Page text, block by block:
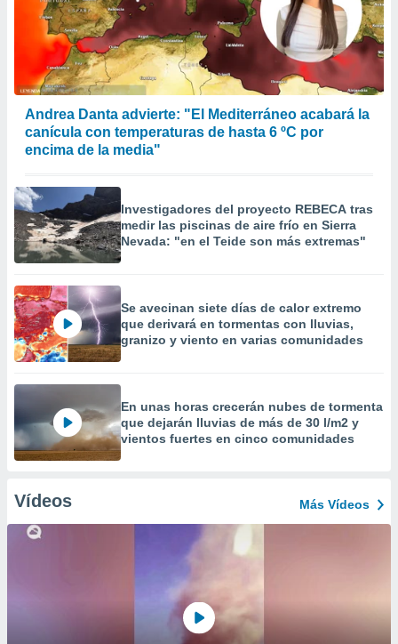
Andrea Danta advierte: "El Mediterráneo acabará la
canícula con temperaturas de hasta 6 ºC por
encima de la media"
Investigadores del proyecto REBECA tras
medir las piscinas de aire frío en Sierra
Nevada: "en el Teide son más extremas"
Se avecinan siete días de calor extremo
que derivará en tormentas con lluvias,
granizo y viento en varias comunidades
En unas horas crecerán nubes de tormenta
que dejarán lluvias de más de 30 l/m2 y
vientos fuertes en cinco comunidades
Vídeos Más Vídeos